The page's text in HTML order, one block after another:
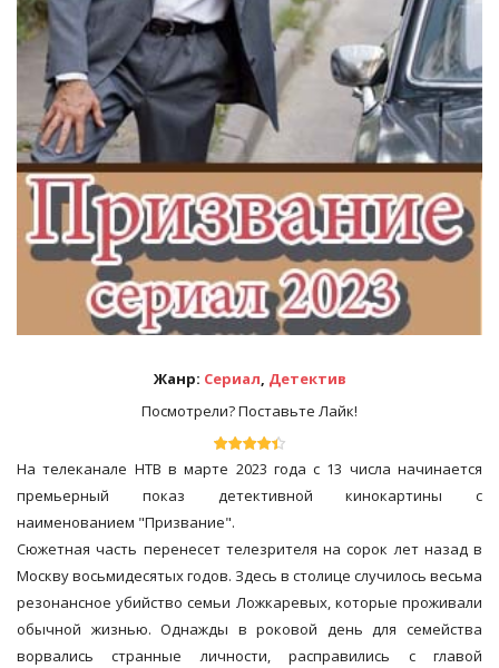
Жанр: Сериал, Детектив
Посмотрели? Поставьте Лайк!
На телеканале НТВ в марте 2023 года с 13 числа начинается
премьерный показ детективной кинокартины с
наименованием "Призвание".
Сюжетная часть перенесет телезрителя на сорок лет назад в
Москву восьмидесятых годов. Здесь в столице случилось весьма
резонансное убийство семьи Ложкаревых, которые проживали
обычной жизнью. Однажды в роковой день для семейства
ворвались странные личности, расправились с главой